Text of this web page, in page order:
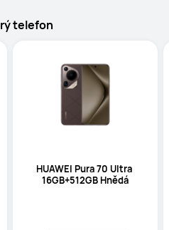
telefon
HUAWEI Pura 70 Ultra
16GB+512GB Hnědá